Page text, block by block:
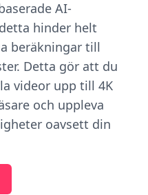
AI-
hinder helt
beräkningar till
Detta gör att du
videor upp till 4K
och uppleva
oavsett din